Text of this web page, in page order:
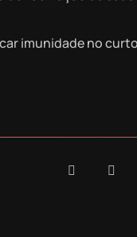
imunidade no